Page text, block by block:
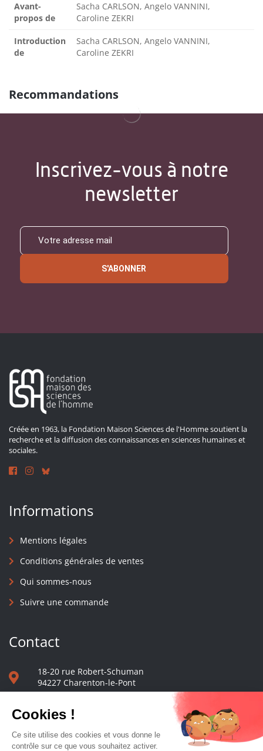
Avant-
propos de
Sacha CARLSON, Angelo VANNINI,
Caroline ZEKRI
Introduction
de
Sacha CARLSON, Angelo VANNINI,
Caroline ZEKRI
Recommandations
Inscrivez-vous à notre
newsletter
S'ABONNER
Créée en 1963, la Fondation Maison Sciences de l'Homme soutient la
recherche et la diffusion des connaissances en sciences humaines et
sociales.
Informations
Mentions légales
Conditions générales de ventes
Qui sommes-nous
Suivre une commande
Contact
18-20 rue Robert-Schuman
94227 Charenton-le-Pont